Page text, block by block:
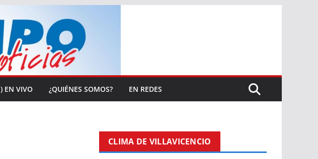
) EN VIVO ¿QUIÉNES SOMOS? EN REDES
CLIMA DE VILLAVICENCIO